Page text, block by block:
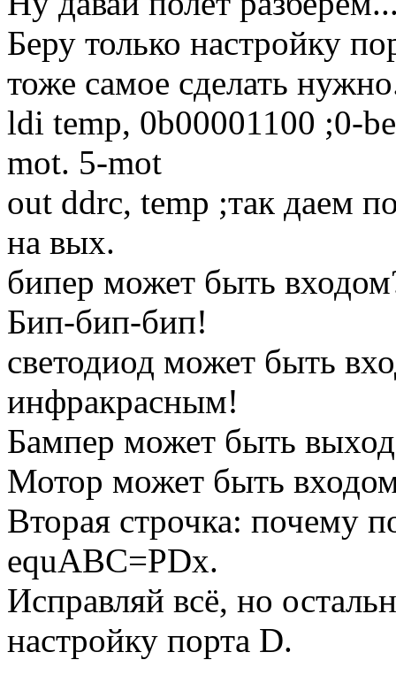
Беру только настройку
тоже самое сделать
ldi temp, 0b00001100 ;0-
mot. 5-mot
out ddrc, temp ;так даем
на вых.
бипер может быть
Бип-бип-бип!
светодиод может быть
инфракрасным!
Бампер может быть
Мотор может быть
Вторая строчка: почему
equABC=PDx.
Исправляй всё, но
настройку порта D.